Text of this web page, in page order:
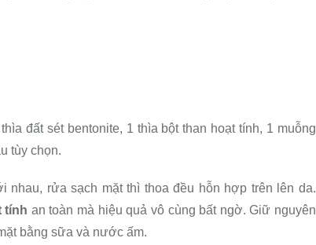
đất sét bentonite, 1 thìa bột than hoạt tính, 1 muỗng
tùy chọn.
nhau, rửa sạch mặt thì thoa đều hỗn hợp trên lên da.
tính an toàn mà hiệu quả vô cùng bất ngờ. Giữ nguyên
bằng sữa và nước ấm.